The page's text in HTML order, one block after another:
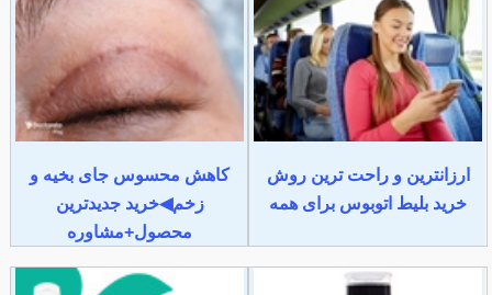
ارزانترین و راحت ترین روش
خرید بلیط اتوبوس برای همه
کاهش محسوس جای بخیه و
زخم◀خرید جدیدترین
محصول+مشاوره